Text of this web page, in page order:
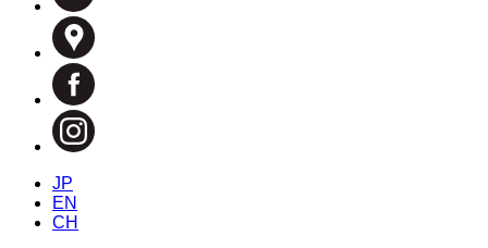
JP
EN
CH